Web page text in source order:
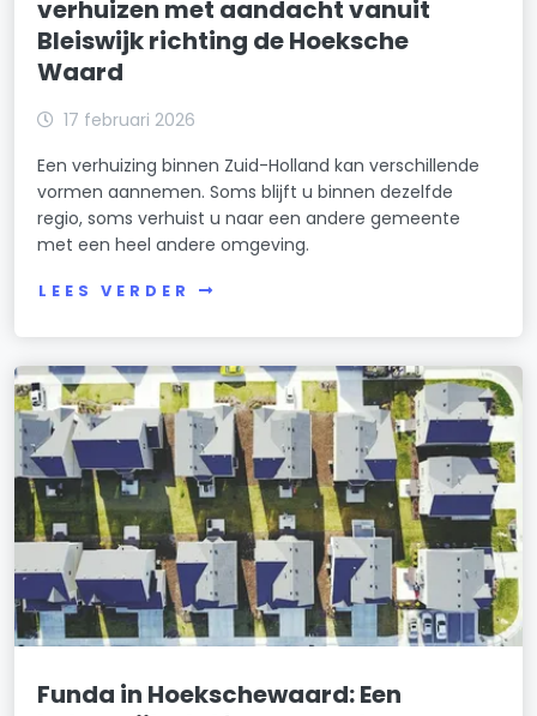
verhuizen met aandacht vanuit
Bleiswijk richting de Hoeksche
Waard
17 februari 2026
Een verhuizing binnen Zuid-Holland kan verschillende
vormen aannemen. Soms blijft u binnen dezelfde
regio, soms verhuist u naar een andere gemeente
met een heel andere omgeving.
LEES VERDER
Funda in Hoekschewaard: Een